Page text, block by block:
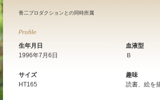
青二プロダクションとの同時所属
生年月日
1996年7月6日
血液型
Ｂ
サイズ
HT165
趣味
読書、絵を